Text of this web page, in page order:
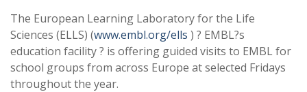
The European Learning Laboratory for the Life
Sciences (ELLS) (www.embl.org/ells ) ? EMBL?s
education facility ? is offering guided visits to EMBL for
school groups from across Europe at selected Fridays
throughout the year.